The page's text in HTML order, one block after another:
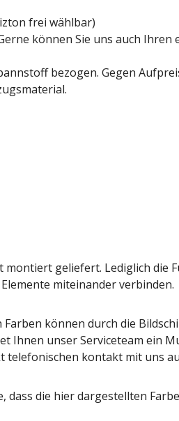
frei wählbar)
können Sie uns auch
bezogen. Gegen
geliefert. Lediglich die
miteinander verbinden.
können durch die
Ihnen unser Serviceteam ein
telefonischen kontakt mit uns
dass die hier dargestellten